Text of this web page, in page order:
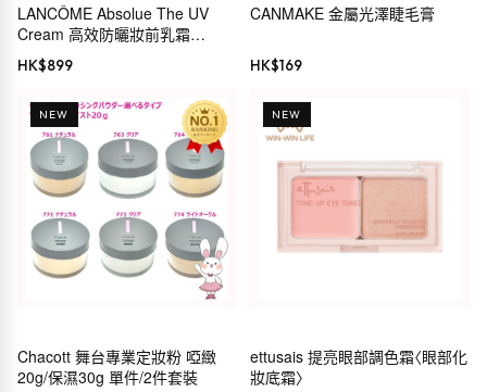
LANCÔME Absolue The UV
Cream 高效防曬妝前乳霜
SPF50+ PA+++
HK$899
CANMAKE 金屬光澤睫毛膏
HK$169
NEW
Chacott 舞台專業定妝粉 啞緻
20g/保濕30g 單件/2件套裝
NEW
ettusais 提亮眼部調色霜〈眼部化
妝底霜〉